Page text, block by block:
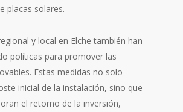
placas solares.
y local en Elche también han
políticas para promover las
Estas medidas no solo
inicial de la instalación, sino que
el retorno de la inversión,